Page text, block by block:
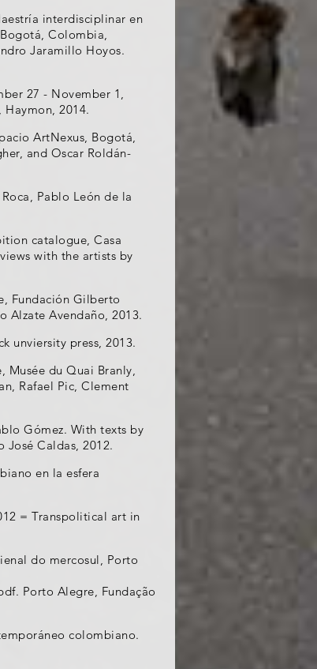
interdisciplinar en
Colombia,
Jaramillo Hoyos.
27 - November 1,
2014.
ArtNexus, Bogotá,
and Oscar Roldán-
Pablo León de la
catalogue, Casa
with the artists by
Fundación Gilberto
Alzate Avendaño, 2013.
unviersity press, 2013.
Musée du Quai Branly,
Rafael Pic, Clement
Gómez. With texts by
José Caldas, 2012.
en la esfera
= Transpolitical art in
do mercosul, Porto
Porto Alegre, Fundação
colombiano.